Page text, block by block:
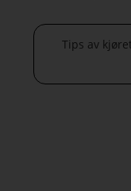
Tips av